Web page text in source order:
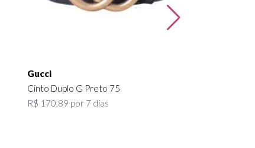
Gucci
Cinto Duplo G Preto 75
R$ 170,89 por 7 dias